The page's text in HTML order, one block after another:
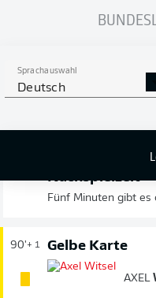
Sprachauswahl
Deutsch
Situation
Überprüfung
Entscheidung
Nachspielzeit
Fünf Minuten gibt es
90'+ 1 Gelbe Karte
AXEL